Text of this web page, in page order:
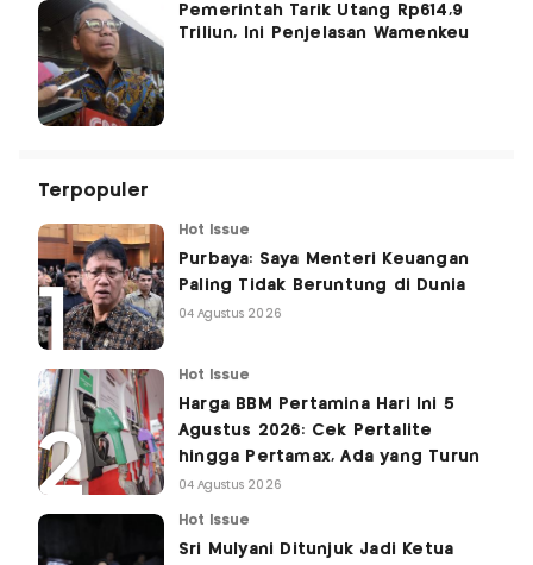
Pemerintah Tarik Utang Rp614,9
Triliun, Ini Penjelasan Wamenkeu
Terpopuler
Hot Issue
Purbaya: Saya Menteri Keuangan
Paling Tidak Beruntung di Dunia
04 Agustus 2026
Hot Issue
Harga BBM Pertamina Hari Ini 5
Agustus 2026: Cek Pertalite
hingga Pertamax, Ada yang Turun
04 Agustus 2026
Hot Issue
Sri Mulyani Ditunjuk Jadi Ketua